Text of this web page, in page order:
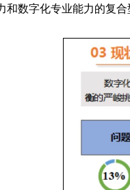
和数字化专业能力的复